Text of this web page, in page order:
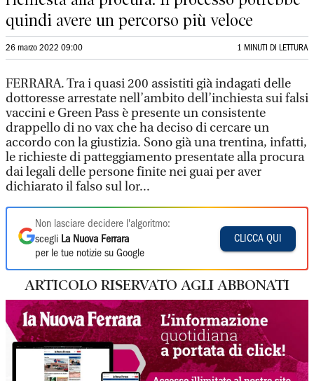
quindi avere un percorso più veloce
26 marzo 2022 09:00 1 MINUTI DI LETTURA
FERRARA. Tra i quasi 200 assistiti già indagati delle
dottoresse arrestate nell’ambito dell’inchiesta sui falsi
vaccini e Green Pass è presente un consistente
drappello di no vax che ha deciso di cercare un
accordo con la giustizia. Sono già una trentina, infatti,
le richieste di patteggiamento presentate alla procura
dai legali delle persone finite nei guai per aver
dichiarato il falso sul lor...
Non lasciare decidere l'algoritmo:
scegli La Nuova Ferrara
per le tue notizie su Google
CLICCA QUI
ARTICOLO RISERVATO AGLI ABBONATI